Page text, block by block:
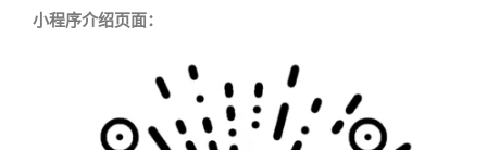
小程序介绍页面：